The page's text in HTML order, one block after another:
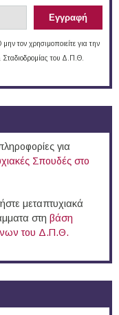
τον χρησιμοποιείτε για την
του Δ.Π.Θ.
για
Σπουδές στο
μεταπτυχιακά
στη βάση
του Δ.Π.Θ.